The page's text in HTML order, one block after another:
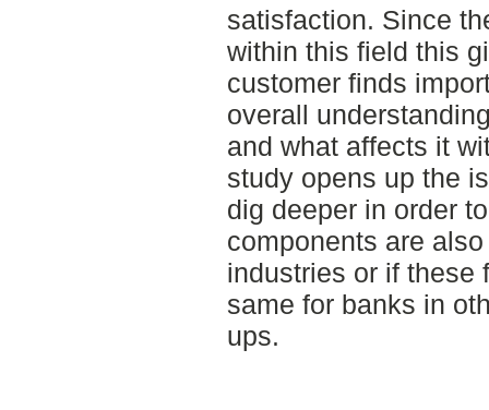
satisfaction. Since
within this field this
customer finds
overall
and what affects it
study opens up the
dig deeper in order
components are
industries or if these
same for banks in
ups.